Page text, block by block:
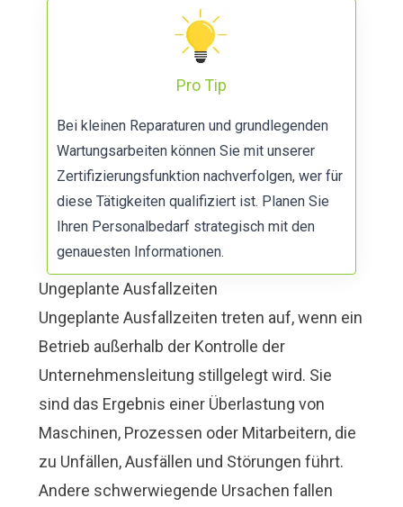
Pro Tip
Bei kleinen Reparaturen und grundlegenden
Wartungsarbeiten können Sie mit unserer
Zertifizierungsfunktionnachverfolgen, wer für
diese Tätigkeiten qualifiziert ist. Planen Sie
Ihren Personalbedarf strategisch mit den
genauesten Informationen.
Ungeplante Ausfallzeiten
Ungeplante Ausfallzeiten treten auf, wenn ein
Betrieb außerhalb der Kontrolle der
Unternehmensleitung stillgelegt wird. Sie
sind das Ergebnis einer Überlastung von
Maschinen, Prozessen oder Mitarbeitern, die
zu Unfällen, Ausfällen und Störungen führt.
Andere schwerwiegende Ursachen fallen